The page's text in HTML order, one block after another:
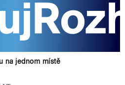
na jednom místě